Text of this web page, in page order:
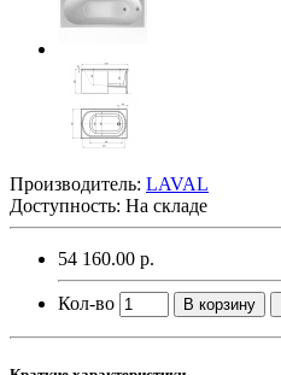
Производитель: LAVAL
Доступность: На складе
54 160.00 р.
Кол-во В корзину